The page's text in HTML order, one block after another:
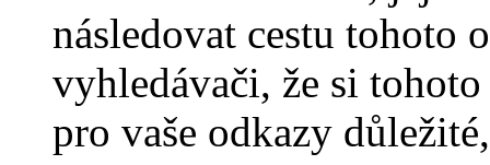
následovat cestu tohoto
vyhledávači, že si
pro vaše odkazy